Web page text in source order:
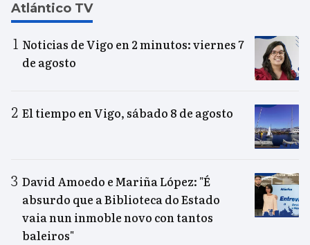
Atlántico TV
Noticias de Vigo en 2 minutos: viernes 7
de agosto
El tiempo en Vigo, sábado 8 de agosto
David Amoedo e Mariña López: "É
absurdo que a Biblioteca do Estado
vaia nun inmoble novo con tantos
baleiros"